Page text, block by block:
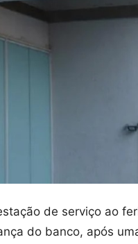
de serviço ao
do banco, após